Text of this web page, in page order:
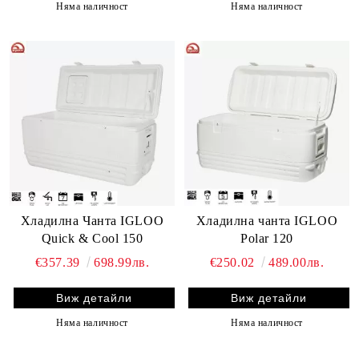
Няма наличност Няма наличност
Хладилна Чанта IGLOO
Quick & Cool 150
€357.39
698.99лв.
Виж детайли
Няма наличност
Хладилна чанта IGLOO
Polar 120
€250.02
489.00лв.
Виж детайли
Няма наличност